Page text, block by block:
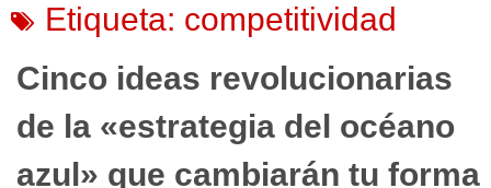
Etiqueta: competitividad
Cinco ideas revolucionarias
de la «estrategia del océano
azul» que cambiarán tu forma